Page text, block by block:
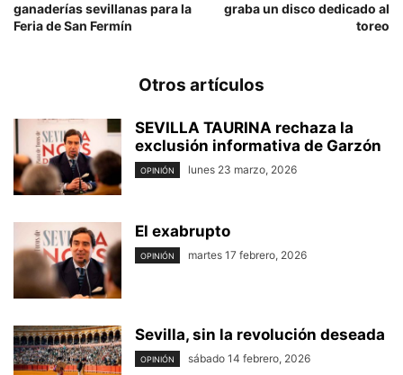
ganaderías sevillanas para la
Feria de San Fermín
graba un disco dedicado al
toreo
Otros artículos
SEVILLA TAURINA rechaza la
exclusión informativa de Garzón
OPINIÓN lunes 23 marzo, 2026
El exabrupto
OPINIÓN martes 17 febrero, 2026
Sevilla, sin la revolución deseada
OPINIÓN sábado 14 febrero, 2026